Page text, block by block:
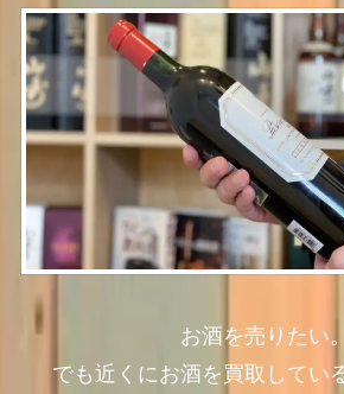
お酒を売りたい。
でも近くにお酒を買取してい